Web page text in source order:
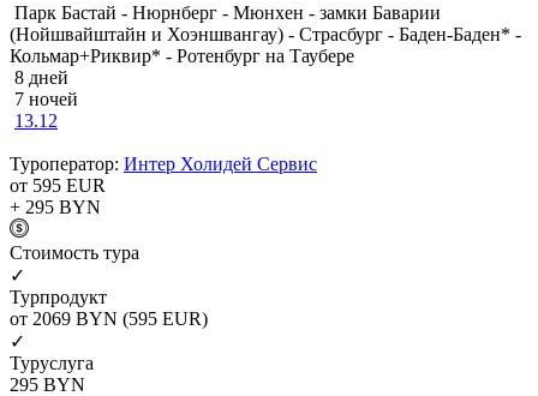
Парк Бастай - Нюрнберг - Мюнхен - замки Баварии
(Нойшвайштайн и Хоэншвангау) - Страсбург - Баден-Баден* -
Кольмар+Риквир* - Ротенбург на Таубере
8 дней
7 ночей
13.12
Туроператор: Интер Холидей Сервис
от 595 EUR
+ 295 BYN
Cтоимость тура
✓
Турпродукт
от 2069 BYN (595 EUR)
✓
Туруслуга
295 BYN